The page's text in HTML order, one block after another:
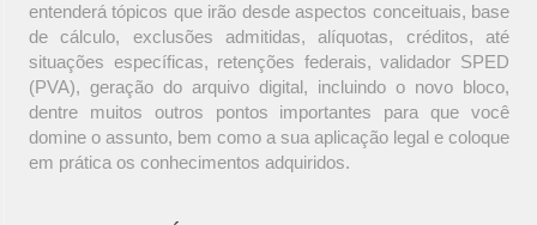
entenderá tópicos que irão desde aspectos conceituais, base
de cálculo, exclusões admitidas, alíquotas, créditos, até
situações específicas, retenções federais, validador SPED
(PVA), geração do arquivo digital, incluindo o novo bloco,
dentre muitos outros pontos importantes para que você
domine o assunto, bem como a sua aplicação legal e coloque
em prática os conhecimentos adquiridos.